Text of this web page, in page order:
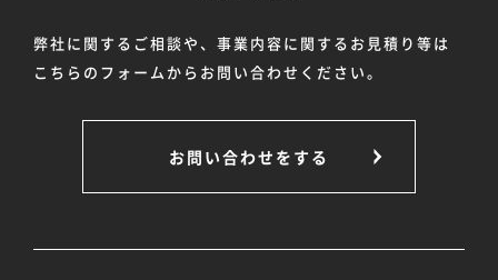
弊社に関するご相談や、事業内容に関するお見積り等は
こちらのフォームからお問い合わせください。
お問い合わせをする